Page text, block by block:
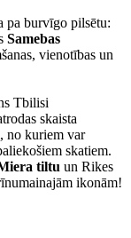
pa burvīgo pilsētu:
Samebas
vienotības un
Tbilisi
skaista
no kuriem var
skatiem.
tiltu un Rikes
ikonām!